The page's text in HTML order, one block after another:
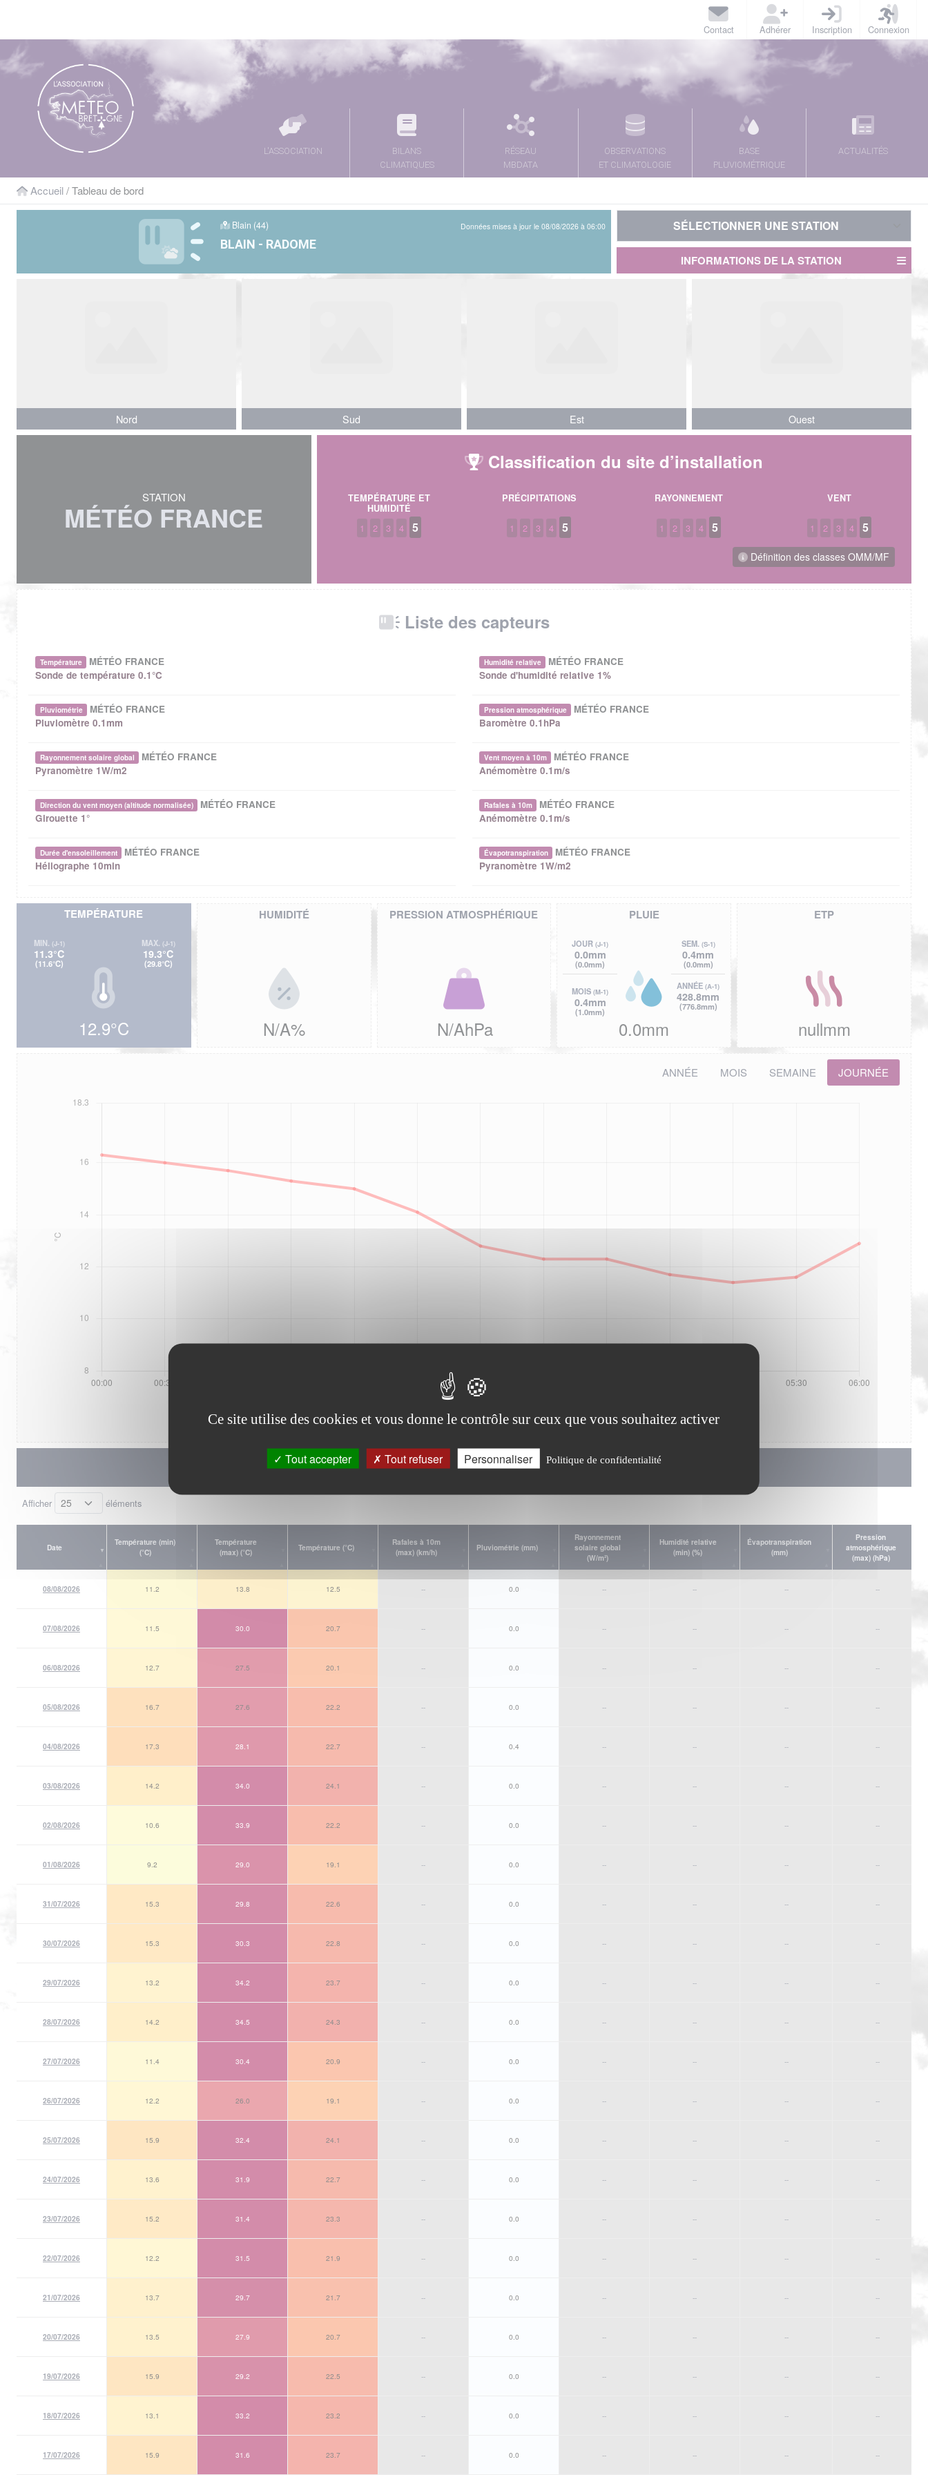
Contact Adhérer Inscription Connexion
L'ASSOCIATION
BILANS
CLIMATIQUES
RÉSEAU
MBDATA
OBSERVATIONS
ET CLIMATOLOGIE
BASE
PLUVIOMÉTRIQUE
ACTUALITÉS
Accueil / Tableau de bord
Blain (44)
BLAIN - RADOME
Données mises à jour le 08/08/2026 à 06:00 SÉLECTIONNER UNE STATION
SÉLECTIONNER UNE STATION
INFORMATIONS DE LA STATION
Nord
Nord Sud
Sud Est
Est Ouest
Ouest
STATION
MÉTÉO FRANCE
Classification du site d’installation
TEMPÉRATURE ET
HUMIDITÉ
1 2 3 4 5
PRÉCIPITATIONS
1 2 3 4 5
RAYONNEMENT
1 2 3 4 5
VENT
1 2 3 4 5
Définition des classes OMM/MF
Liste des capteurs
Température
MÉTÉO FRANCE
Sonde de température 0.1°C
Humidité relative
MÉTÉO FRANCE
Sonde d'humidité relative 1%
Pluviométrie
MÉTÉO FRANCE
Pluviomètre 0.1mm
Pression atmosphérique
MÉTÉO FRANCE
Baromètre 0.1hPa
Rayonnement solaire global
MÉTÉO FRANCE
Pyranomètre 1W/m2
Vent moyen à 10m
MÉTÉO FRANCE
Anémomètre 0.1m/s
Direction du vent moyen (altitude normalisée)
MÉTÉO FRANCE
Girouette 1°
Rafales à 10m
MÉTÉO FRANCE
Anémomètre 0.1m/s
Durée d'ensoleillement
MÉTÉO FRANCE
Héliographe 10min
Évapotranspiration
MÉTÉO FRANCE
Pyranomètre 1W/m2
TEMPÉRATURE
MIN. (J-1)
11.3°C
(11.6°C)
12.9°C
MAX. (J-1)
19.3°C
(29.8°C)
HUMIDITÉ
N/A%
PRESSION ATMOSPHÉRIQUE
N/AhPa
PLUIE
JOUR(J-1)
0.0mm
(0.0mm)
MOIS(M-1)
0.4mm
(1.0mm)
0.0mm
SEM. (S-1)
0.4mm
(0.0mm)
ANNÉE(A-1)
428.8mm
(776.8mm)
ETP
nullmm
ANNÉE MOIS SEMAINE JOURNÉE
Climatologie
Afficher éléments
Date
Température (min)
(°C)
Température
(max) (°C)
Température (°C)
Rafales à 10m
(max) (km/h)
Pluviométrie (mm)
Rayonnement
solaire global
(W/m²)
Humidité relative
(min) (%)
Évapotranspiration
(mm)
Pression
atmosphérique
(max) (hPa)
08/08/2026 11.2 13.8 12.5 -- 0.0 -- -- -- --
07/08/2026 11.5 30.0 20.7 -- 0.0 -- -- -- --
06/08/2026 12.7 27.5 20.1 -- 0.0 -- -- -- --
05/08/2026 16.7 27.6 22.2 -- 0.0 -- -- -- --
04/08/2026 17.3 28.1 22.7 -- 0.4 -- -- -- --
03/08/2026 14.2 34.0 24.1 -- 0.0 -- -- -- --
02/08/2026 10.6 33.9 22.2 -- 0.0 -- -- -- --
01/08/2026 9.2 29.0 19.1 -- 0.0 -- -- -- --
31/07/2026 15.3 29.8 22.6 -- 0.0 -- -- -- --
30/07/2026 15.3 30.3 22.8 -- 0.0 -- -- -- --
29/07/2026 13.2 34.2 23.7 -- 0.0 -- -- -- --
28/07/2026 14.2 34.5 24.3 -- 0.0 -- -- -- --
27/07/2026 11.4 30.4 20.9 -- 0.0 -- -- -- --
26/07/2026 12.2 26.0 19.1 -- 0.0 -- -- -- --
25/07/2026 15.9 32.4 24.1 -- 0.0 -- -- -- --
24/07/2026 13.6 31.9 22.7 -- 0.0 -- -- -- --
23/07/2026 15.2 31.4 23.3 -- 0.0 -- -- -- --
22/07/2026 12.2 31.5 21.9 -- 0.0 -- -- -- --
21/07/2026 13.7 29.7 21.7 -- 0.0 -- -- -- --
20/07/2026 13.5 27.9 20.7 -- 0.0 -- -- -- --
19/07/2026 15.9 29.2 22.5 -- 0.0 -- -- -- --
18/07/2026 13.1 33.2 23.2 -- 0.0 -- -- -- --
17/07/2026 15.9 31.6 23.7 -- 0.0 -- -- -- --
Ce site utilise des cookies et vous donne le contrôle sur ceux que vous souhaitez activer
Tout accepter Tout refuser Personnaliser Politique de confidentialité